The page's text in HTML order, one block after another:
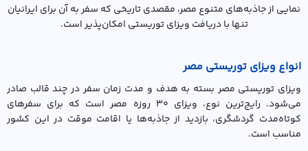
نمایی از جاذبه‌های متنوع مصر، مقصدی تاریخی که سفر به آن برای ایرانیان
تنها با دریافت ویزای توریستی امکان‌پذیر است.
انواع ویزای توریستی مصر
ویزای توریستی مصر بسته به هدف و مدت زمان سفر در چند قالب صادر
می‌شود. رایج‌ترین نوع، ویزای ۳۰ روزه مصر است که برای سفرهای
کوتاه‌مدت گردشگری، بازدید از جاذبه‌ها یا اقامت موقت در این کشور
مناسب است.